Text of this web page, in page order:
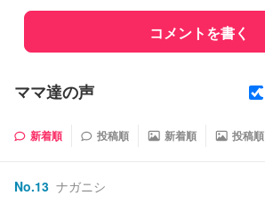
コメントを書く
ママ達の声
新着順 投稿順 新着順 投稿順
No.13 ナガニシ